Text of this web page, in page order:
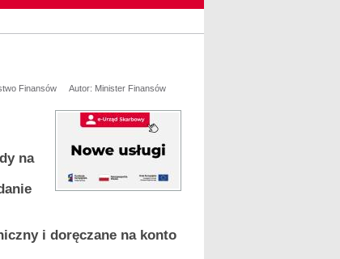
Finansów Autor: Minister Finansów
na
i doręczane na konto